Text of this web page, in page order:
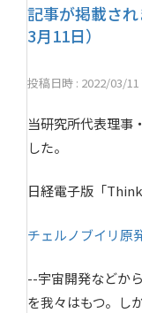
記事が掲載さ
3月11日）
投稿日時 : 2022/03/11
当研究所代表理事
した。
日経電子版「
チェルノブイリ原
--宇宙開発などか
を我々はもつ。し